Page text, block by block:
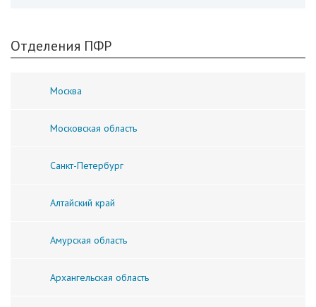
Отделения ПФР
Москва
Московская область
Санкт-Петербург
Алтайский край
Амурская область
Архангельская область